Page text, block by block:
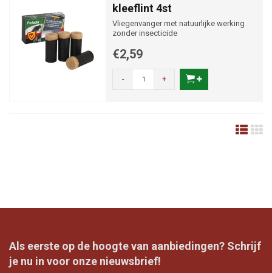
kleeflint 4st
Vliegenvanger met natuurlijke werking
zonder insecticide
€2,59
- +
Als eerste op de hoogte van aanbiedingen? Schrijf
je nu in voor onze nieuwsbrief!